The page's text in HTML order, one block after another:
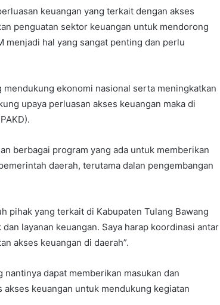
keuangan yang terkait dengan akses
penguatan sektor keuangan untuk mendorong
menjadi hal yang sangat penting dan perlu
ekonomi nasional serta meningkatkan
upaya perluasan akses keuangan maka di
berbagai program yang ada untuk memberikan
daerah, terutama dalan pengembangan
pihak yang terkait di Kabupaten Tulang Bawang
layanan keuangan. Saya harap koordinasi antar
akses keuangan di daerah”.
dapat memberikan masukan dan
keuangan untuk mendukung kegiatan